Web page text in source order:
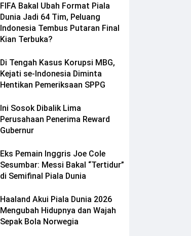
FIFA Bakal Ubah Format Piala
Dunia Jadi 64 Tim, Peluang
Indonesia Tembus Putaran Final
Kian Terbuka?
Di Tengah Kasus Korupsi MBG,
Kejati se-Indonesia Diminta
Hentikan Pemeriksaan SPPG
Ini Sosok Dibalik Lima
Perusahaan Penerima Reward
Gubernur
Eks Pemain Inggris Joe Cole
Sesumbar: Messi Bakal “Tertidur”
di Semifinal Piala Dunia
Haaland Akui Piala Dunia 2026
Mengubah Hidupnya dan Wajah
Sepak Bola Norwegia